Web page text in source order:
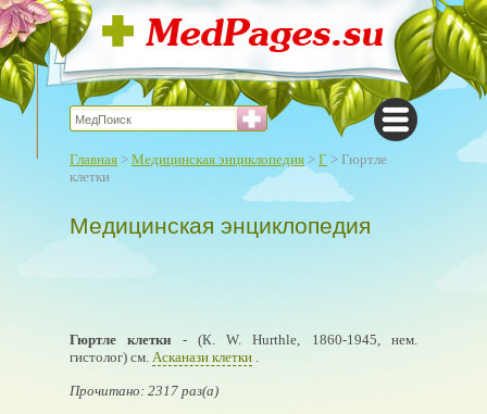
Главная > Медицинская энциклопедия > Г > Гюртле
клетки
Медицинская энциклопедия
Гюртле клетки - (К. W. Hurthle, 1860-1945, нем.
гистолог) см. Асканази клетки .
Прочитано: 2317 раз(а)